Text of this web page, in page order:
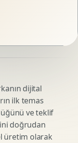
dijital
ilk temas
ve teklif
doğrudan
üretim olarak